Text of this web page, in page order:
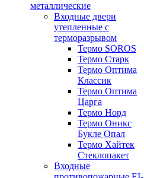
металлические
Входные двери
утепленные с
терморазрывом
Термо SOROS
Термо Старк
Термо Оптима
Классик
Термо Оптима
Царга
Термо Норд
Термо Оникс
Букле Опал
Термо Хайтек
Стеклопакет
Входные